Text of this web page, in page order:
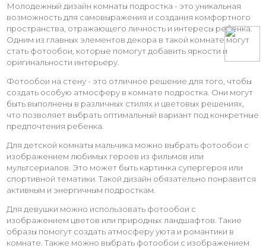
Молодежный дизайн комнаты подростка - это уникальная
возможность для самовыражения и создания комфортного
пространства, отражающего личность и интересы ребенка.
Одним из главных элементов декора в такой комнате могут
стать фотообои, которые помогут добавить яркости и
оригинальности интерьеру.
Фотообои на стену - это отличное решение для того, чтобы
создать особую атмосферу в комнате подростка. Они могут
быть выполнены в различных стилях и цветовых решениях,
что позволяет выбрать оптимальный вариант под конкретные
предпочтения ребенка.
Для детской комнаты мальчика можно выбрать фотообои с
изображением любимых героев из фильмов или
мультсериалов. Это может быть картинка супергероя или
спортивной тематики. Такой дизайн обязательно понравится
активным и энергичным подросткам.
Для девушки можно использовать фотообои с
изображением цветов или природных ландшафтов. Такие
образы помогут создать атмосферу уюта и романтики в
комнате. Также можно выбрать фотообои с изображением